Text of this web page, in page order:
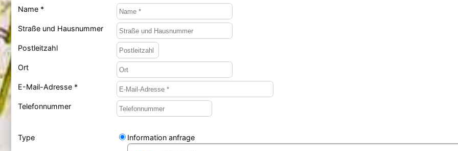
Name *
Straße und Hausnummer
Postleitzahl
Ort
E-Mail-Adresse *
Telefonnummer
Type Information anfrage